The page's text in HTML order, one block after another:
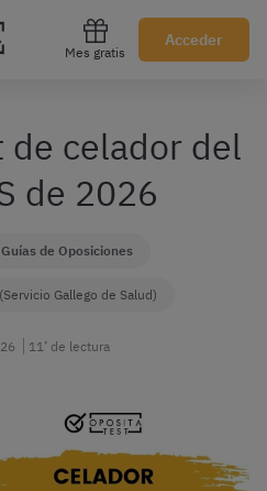
Mes gratis
Acceder
gratis
de celador del
de 2026
de Oposiciones
Gallego de Salud)
11’ de lectura